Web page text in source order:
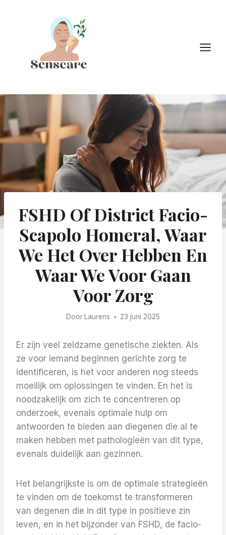
FSHD Of District Facio-
Scapolo Homeral, Waar
We Het Over Hebben En
Waar We Voor Gaan
Voor Zorg
Door Laurens 23 juni 2025
Er zijn veel zeldzame genetische ziekten. Als
ze voor iemand beginnen gerichte zorg te
identificeren, is het voor anderen nog steeds
moeilijk om oplossingen te vinden. En het is
noodzakelijk om zich te concentreren op
onderzoek, evenals optimale hulp om
antwoorden te bieden aan diegenen die al te
maken hebben met pathologieën van dit type,
evenals duidelijk aan gezinnen.
Het belangrijkste is om de optimale strategieën
te vinden om de toekomst te transformeren
van degenen die in dit type in positieve zin
leven, en in het bijzonder van FSHD, de facio-